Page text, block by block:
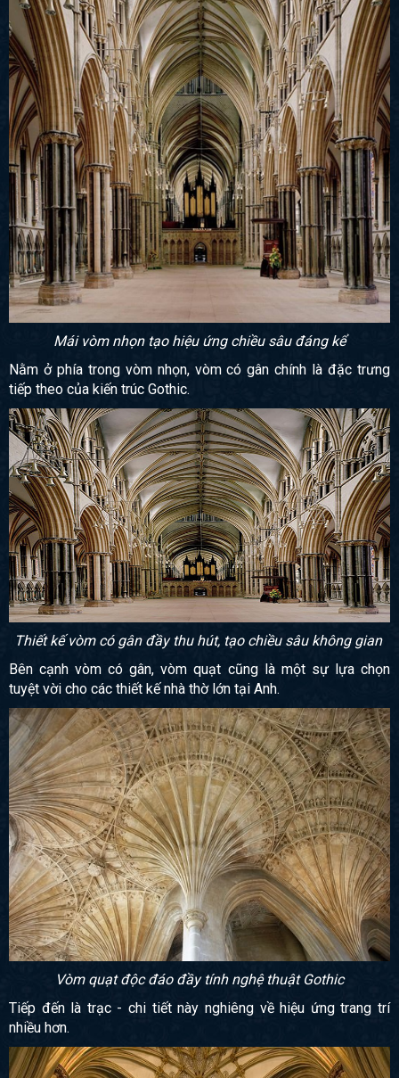
Mái vòm nhọn tạo hiệu ứng chiều sâu đáng kể
Nằm ở phía trong vòm nhọn, vòm có gân chính là đặc trưng
tiếp theo của kiến trúc Gothic.
Thiết kế vòm có gân đầy thu hút, tạo chiều sâu không gian
Bên cạnh vòm có gân, vòm quạt cũng là một sự lựa chọn
tuyệt vời cho các thiết kế nhà thờ lớn tại Anh.
Vòm quạt độc đáo đầy tính nghệ thuật Gothic
Tiếp đến là trạc - chi tiết này nghiêng về hiệu ứng trang trí
nhiều hơn.